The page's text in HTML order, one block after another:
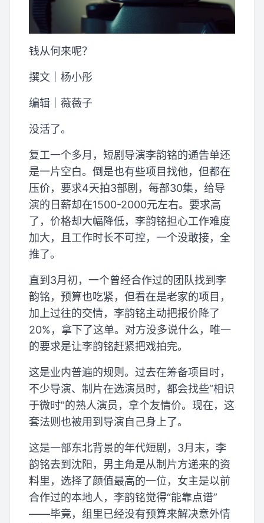
钱从何来呢？
撰文｜杨小彤
编辑｜薇薇子
没活了。
复工一个多月，短剧导演李韵铭的通告单还
是一片空白。倒是也有些项目找他，但都在
压价，要求4天拍3部剧，每部30集，给导
演的日薪却在1500-2000元左右。要求高
了，价格却大幅降低，李韵铭担心工作难度
加大，且工作时长不可控，一个没敢接，全
推了。
直到3月初，一个曾经合作过的团队找到李
韵铭，预算也吃紧，但看在是老家的项目，
加上过往的交情，李韵铭主动把报价降了
20%，拿下了这单。对方没多说什么，唯一
的要求是让李韵铭赶紧把戏拍完。
这是业内普遍的规则。过去在筹备项目时，
不少导演、制片在选演员时，都会找些“相识
于微时”的熟人演员，拿个友情价。现在，这
套法则也被用到导演自己身上了。
这是一部东北背景的年代短剧，3月末，李
韵铭去到沈阳，男主角是从制片方递来的资
料里，选择了颜值最高的一位，女主是以前
合作过的本地人，李韵铭觉得“能靠点谱”
——毕竟，组里已经没有预算来解决意外情